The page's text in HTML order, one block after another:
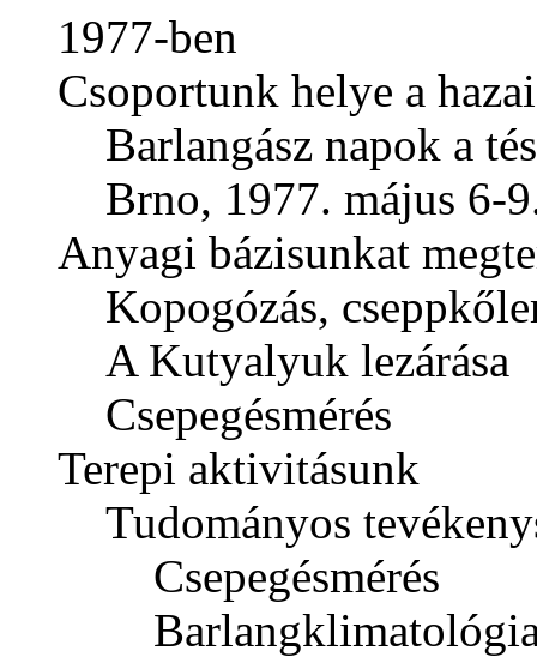
1977-ben
Csoportunk helye a
Barlangász napok a
Brno, 1977. május 6-
Anyagi bázisunkat
Kopogózás,
A Kutyalyuk lezárása
Csepegésmérés
Terepi aktivitásunk
Tudományos
Csepegésmérés